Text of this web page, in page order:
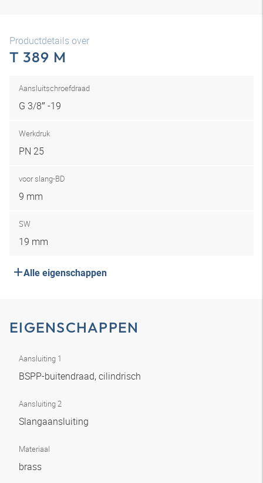
Productdetails over
T 389 M
Aansluitschroefdraad
G 3/8″ -19
Werkdruk
PN 25
voor slang-BD
9 mm
SW
19 mm
Alle eigenschappen
EIGENSCHAPPEN
Aansluiting 1
BSPP-buitendraad, cilindrisch
Aansluiting 2
Slangaansluiting
Materiaal
brass